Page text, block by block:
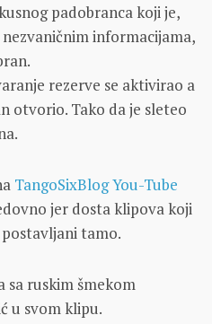
padobranca koji je,
informacijama,
rezerve se aktivirao a
otvorio. Tako da je sleteo
TangoSixBlog You-Tube
jer dosta klipova koji
tamo.
sa ruskim šmekom
u svom klipu.